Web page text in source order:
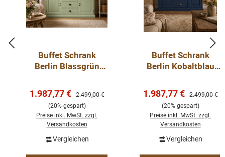
Buffet Schrank
Berlin Blassgrün
Landhausstil Kopie
Verkaufspreis:
1.987,77 € Regulärer Preis:
2.499,00 €
(20% gespart)
Preise inkl. MwSt. zzgl.
Versandkosten
Vergleichen
Buffet Schrank
Berlin Kobaltblau
Landhausstil
Verkaufspreis:
1.987,77 € Regulärer
2.499,00 €
(20% gespart)
Preise inkl. MwSt. zzgl.
Versandkosten
Vergleichen